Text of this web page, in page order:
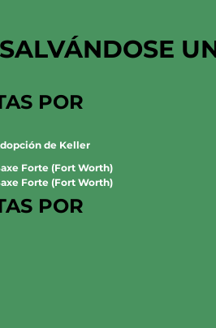
POR
de Keller
Forte (Fort Worth)
Forte (Fort Worth)
POR